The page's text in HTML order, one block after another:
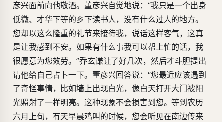
彦兴面前向他敬酒。董彦兴自觉地说：“我只是一个出身
低微、才华下等的乡下读书人，没有什么过人的地方。
您却以这么隆重的礼节来接待我，说话这样客气，这真
是让我感到不安。如果有什么事我可以帮上忙的话，我
很愿意为您效劳。”乔玄谦让了好几次，然后才斗胆提出
请他给自己占卜一下。董彦兴回答说：“您最近应该遇到
了奇怪事情，比如墙上出现白光，像白天打开大门被阳
光照射了一样明亮。这种现象不会损害到您。等到农历
六月上旬，有天早晨鸡叫的时候，您会听见在南边传来